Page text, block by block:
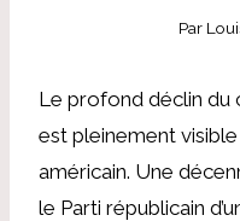
Par
Le profond déclin du
est pleinement
américain. Une
le Parti républicain